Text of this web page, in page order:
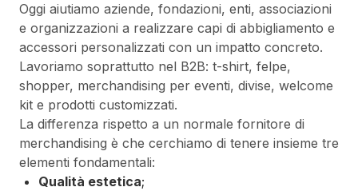
Oggi aiutiamo aziende, fondazioni, enti, associazioni
e organizzazioni a realizzare capi di abbigliamento e
accessori personalizzati con un impatto concreto.
Lavoriamo soprattutto nel B2B: t-shirt, felpe,
shopper, merchandising per eventi, divise, welcome
kit e prodotti customizzati.
La differenza rispetto a un normale fornitore di
merchandising è che cerchiamo di tenere insieme tre
elementi fondamentali:
Qualità estetica;